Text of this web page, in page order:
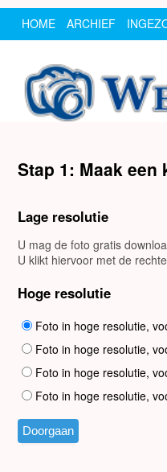
HOME ARCHIEF
Stap 1: Maak
Lage resolutie
U mag de foto gratis
U klikt hiervoor met de
Hoge resolutie
Foto in hoge resolutie,
Foto in hoge resolutie,
Foto in hoge resolutie,
Foto in hoge resolutie,